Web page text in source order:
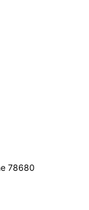
78680